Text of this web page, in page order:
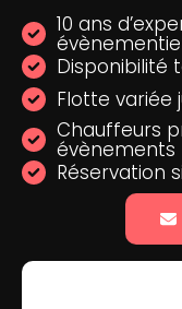
10 ans
Disponibilité
Flotte variée
Chauffeurs
évènements
Réservation